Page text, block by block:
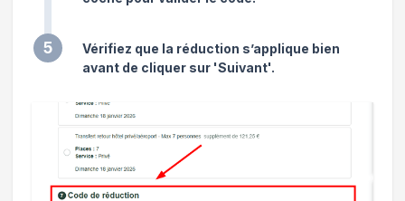
5
Vérifiez que la réduction s’applique bien
avant de cliquer sur 'Suivant'.